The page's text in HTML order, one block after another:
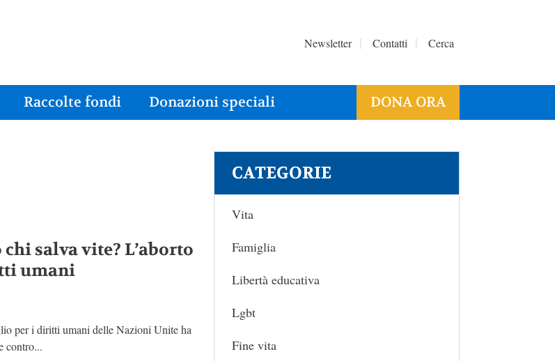
Newsletter Contatti Cerca
Raccolte fondi Donazioni speciali DONA ORA
chi salva vite? L’aborto
umani
per i diritti umani delle Nazioni Unite ha
contro...
CATEGORIE
Vita
Famiglia
Libertà educativa
Lgbt
Fine vita